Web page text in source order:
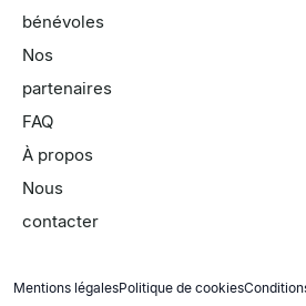
bénévoles
Nos
partenaires
FAQ
À propos
Nous
contacter
Mentions légalesPolitique de cookies